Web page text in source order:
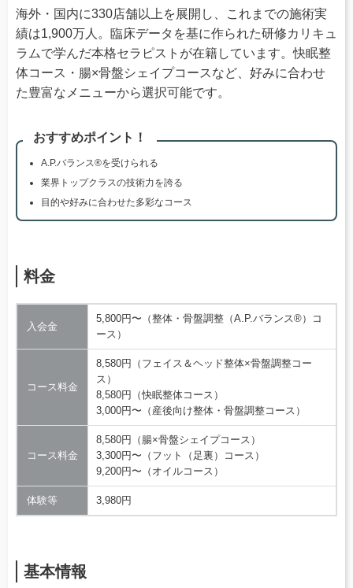
海外・国内に330店舗以上を展開し、これまでの施術実
績は1,900万人。臨床データを基に作られた研修カリキュ
ラムで学んだ本格セラピストが在籍しています。快眠整
体コース・腸×骨盤シェイプコースなど、好みに合わせ
た豊富なメニューから選択可能です。
おすすめポイント！
A.P.バランス®を受けられる
業界トップクラスの技術力を誇る
目的や好みに合わせた多彩なコース
料金
入会金
5,800円〜（整体・骨盤調整（A.P.バランス®）コ
ース）
コース料金
8,580円（フェイス＆ヘッド整体×骨盤調整コー
ス）
8,580円（快眠整体コース）
3,000円〜（産後向け整体・骨盤調整コース）
コース料金
8,580円（腸×骨盤シェイプコース）
3,300円〜（フット（足裏）コース）
9,200円〜（オイルコース）
体験等 3,980円
基本情報